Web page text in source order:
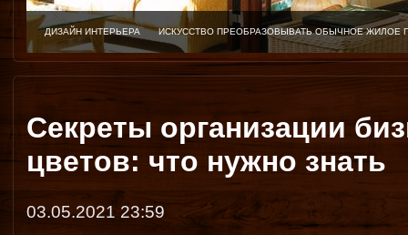
ДИЗАЙН ИНТЕРЬЕРА ИСКУССТВО ПРЕОБРАЗОВЫВАТЬ ОБЫЧНОЕ
Секреты организации
цветов: что нужно знать
03.05.2021 23:59